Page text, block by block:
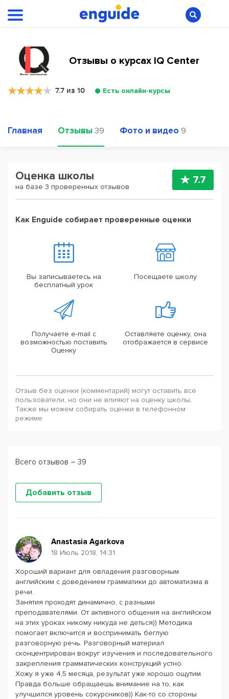
Отзывы о курсах IQ Center
7.7 из 10 Есть онлайн-курсы
Главная Отзывы 39 Фото и видео 9
Оценка школы
на базе 3 проверенных отзывов
7.7
Как Enguide собирает проверенные оценки
Вы записываетесь на
бесплатный урок
Посещаете школу
Получаете e-mail с
возможностью поставить
Оценку
Оставляете оценку, она
отображается в сервисе
Отзыв без оценки (комментарий) могут оставить все
пользователи, но они не влияют на оценку школы,
Также мы можем собирать оценки в телефонном
режиме
Всего отзывов – 39
Добавить отзыв
Anastasia Agarkova
18 Июль 2018, 14:31
Хороший вариант для овладения разговорным
английским с доведением грамматики до автоматизма в
речи.
Занятия проходят динамично, с разными
преподавателями. От активного общения на английском
на этих уроках никому никуда не деться)) Методика
помогает включится и воспринимать беглую
разговорную речь. Разговорный материал
сконцентрирован вокруг изучения и последовательного
закрепления грамматических конструкций устно.
Хожу я уже 4,5 месяца, результат уже хорошо ощутим.
Правда больше обращаешь внимание на то, как
улучшился уровень сокурсников)) Как-то со стороны